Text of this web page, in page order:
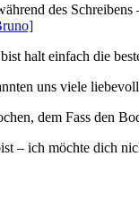
des Schreibens
halt einfach die
uns viele
dem Fass den
– ich möchte dich